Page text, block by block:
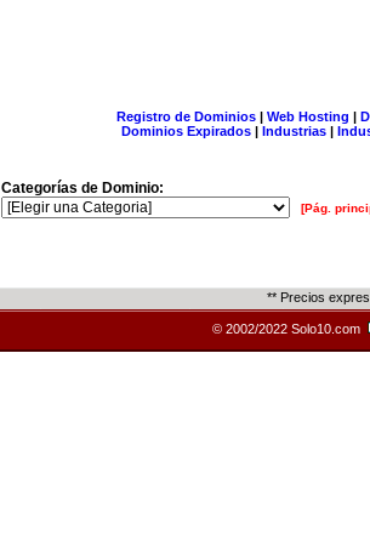
Registro de Dominios| Web Hosting |
Dominios Expirados | Industrias |
Categorías de Dominio:
[Pág.
** Precios
© 2002/2022 Solo10.com